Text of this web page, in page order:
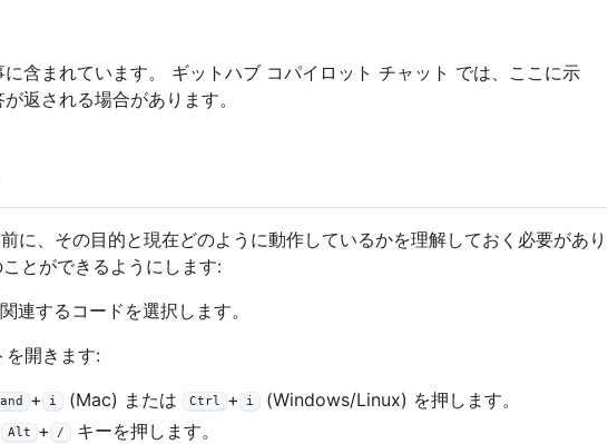
含まれています。 ギットハブ コパイロット チャット では、ここに示
返される場合があります。
に、その目的と現在どのように動作しているかを理解しておく必要があり
とができるようにします:
連するコードを選択します。
を開きます:
+ i (Mac) または Ctrl + i
(Windows/Linux) を押します。
Alt + /
キーを押します。